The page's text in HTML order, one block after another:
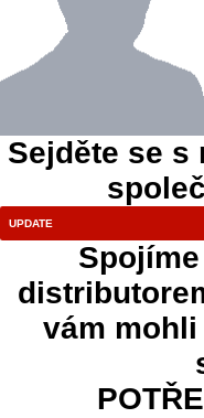
Sejděte se s
vám